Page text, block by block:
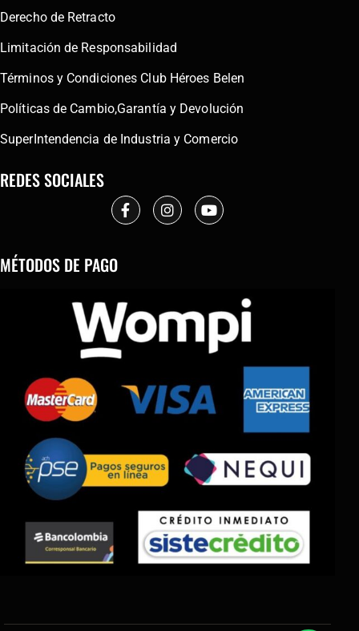
Derecho de Retracto
Limitación de Responsabilidad
Términos y Condiciones Club Héroes Belen
Políticas de Cambio,Garantía y Devolución
SuperIntendencia de Industria y Comercio
REDES SOCIALES
MÉTODOS DE PAGO